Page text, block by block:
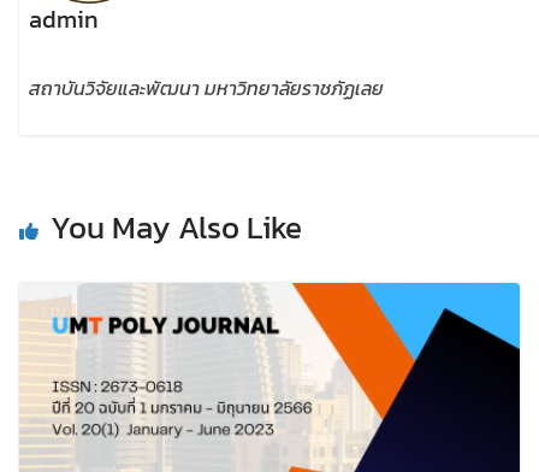
admin
สถาบันวิจัยและพัฒนา มหาวิทยาลัยราชภัฏเลย
You May Also Like